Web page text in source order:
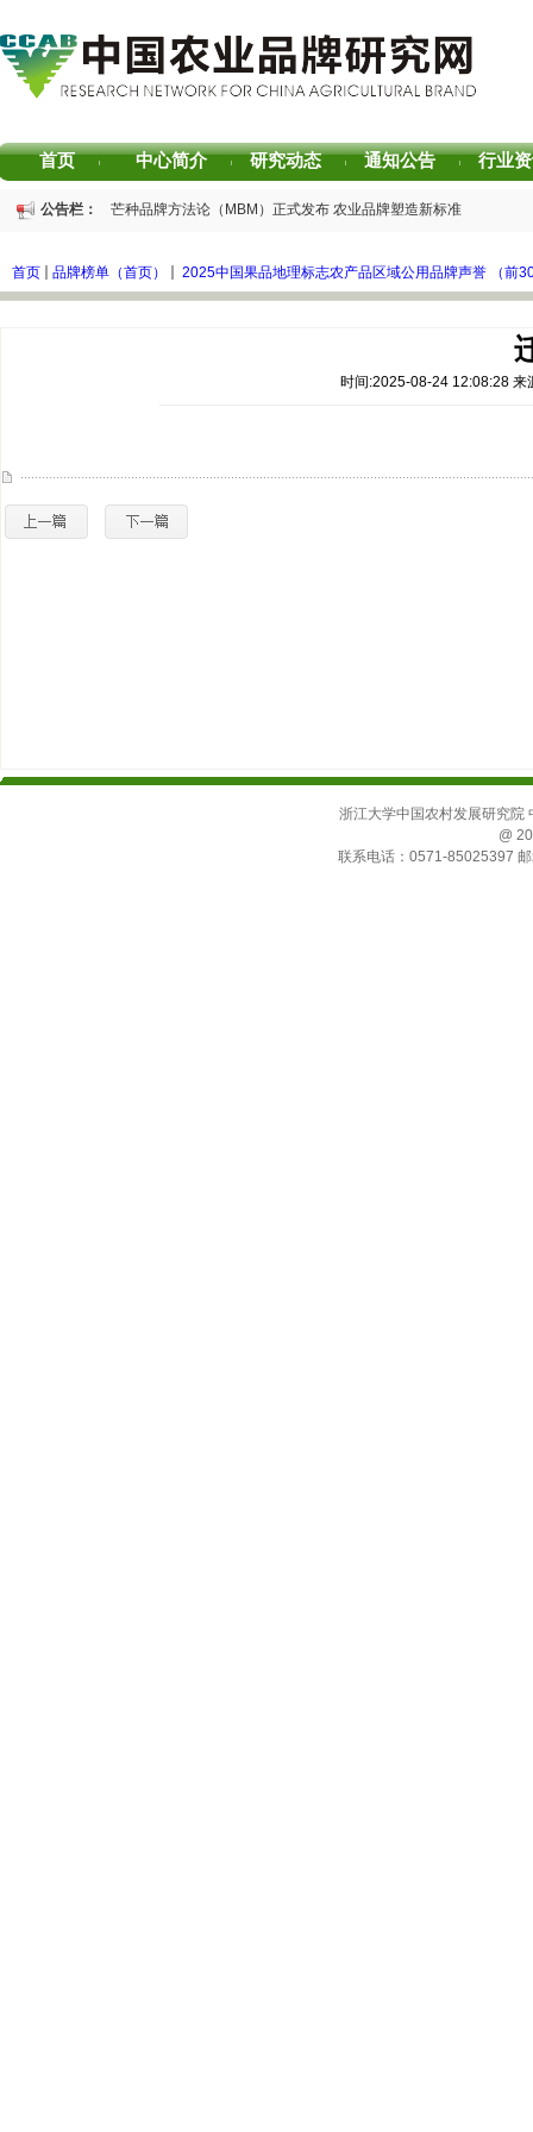
首页 | 中心简介 | 研究动态 | 通知公告 | 行业
公告栏：
重磅发布 | 芒种品牌方法论（MBM）正式发布 农业品牌塑造新标准
书香赋能乡村振兴！“耕读中国·品牌强农”主题阅读活动在杭州圆满落幕
专家观点｜建构富有持久竞争力的中国品牌生态 创新具有独特整合力的中国
首页 品牌榜单（首页） 2025中国果品地理标志农产品区域公用品牌声誉 （前
时间:2025-08-24 12:08:28 来
浙江大学中国农村发展研究院
@
联系电话：0571-85025397